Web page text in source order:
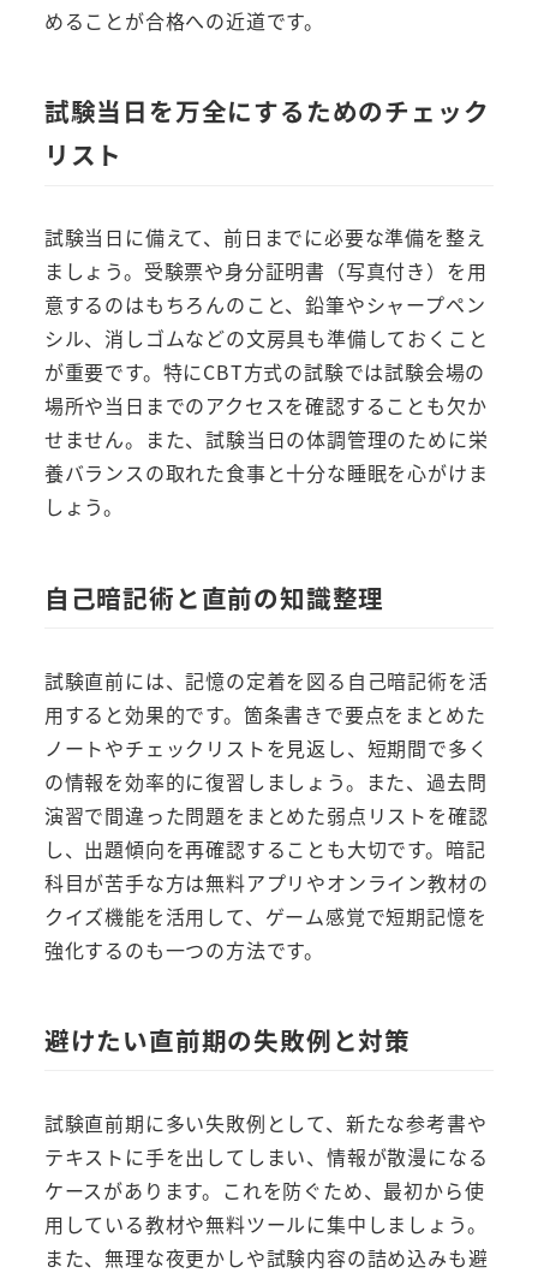
めることが合格への近道です。
試験当日を万全にするためのチェック
リスト
試験当日に備えて、前日までに必要な準備を整え
ましょう。受験票や身分証明書（写真付き）を用
意するのはもちろんのこと、鉛筆やシャープペン
シル、消しゴムなどの文房具も準備しておくこと
が重要です。特にCBT方式の試験では試験会場の
場所や当日までのアクセスを確認することも欠か
せません。また、試験当日の体調管理のために栄
養バランスの取れた食事と十分な睡眠を心がけま
しょう。
自己暗記術と直前の知識整理
試験直前には、記憶の定着を図る自己暗記術を活
用すると効果的です。箇条書きで要点をまとめた
ノートやチェックリストを見返し、短期間で多く
の情報を効率的に復習しましょう。また、過去問
演習で間違った問題をまとめた弱点リストを確認
し、出題傾向を再確認することも大切です。暗記
科目が苦手な方は無料アプリやオンライン教材の
クイズ機能を活用して、ゲーム感覚で短期記憶を
強化するのも一つの方法です。
避けたい直前期の失敗例と対策
試験直前期に多い失敗例として、新たな参考書や
テキストに手を出してしまい、情報が散漫になる
ケースがあります。これを防ぐため、最初から使
用している教材や無料ツールに集中しましょう。
また、無理な夜更かしや試験内容の詰め込みも避